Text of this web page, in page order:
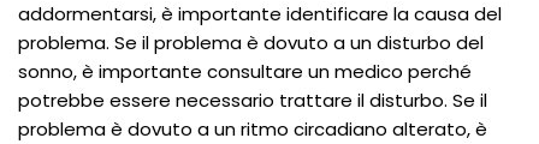
addormentarsi, è importante identificare la causa del
problema. Se il problema è dovuto a un disturbo del
sonno, è importante consultare un medico perché
potrebbe essere necessario trattare il disturbo. Se il
problema è dovuto a un ritmo circadiano alterato, è